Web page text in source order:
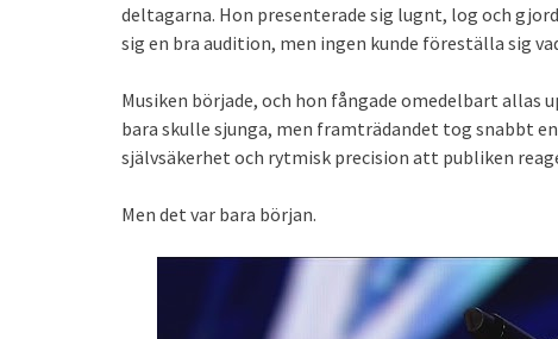
deltagarna. Hon presenterade sig lugnt, log och
sig en bra audition, men ingen kunde föreställa sig
Musiken började, och hon fångade omedelbart
bara skulle sjunga, men framträdandet tog snabbt
självsäkerhet och rytmisk precision att publiken
Men det var bara början.